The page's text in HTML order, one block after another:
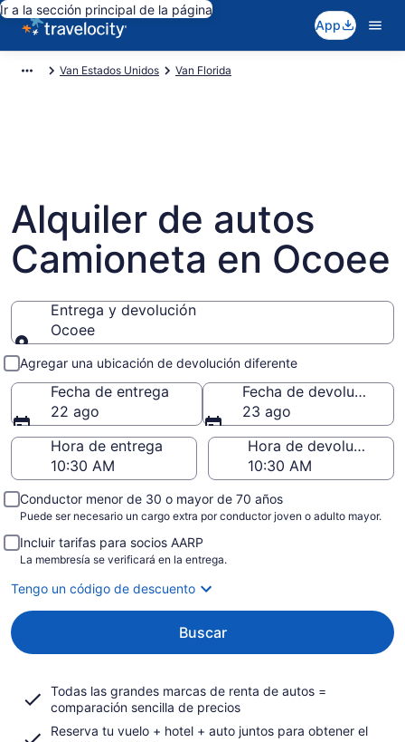
Ir a la sección principal de la página
App
Van Estados Unidos Van Florida
Alquiler de autos
Camioneta en Ocoee
Entrega y devolución
Ocoee
Entrega y devolución
Agregar una ubicación de devolución diferente
Fecha de entrega
22 ago
Fecha de devolución
23 ago
Hora de entrega
Hora de devolución
Conductor menor de 30 o mayor de 70 años
Puede ser necesario un cargo extra por conductor joven o adulto mayor.
Incluir tarifas para socios AARP
La membresía se verificará en la entrega.
Tengo un código de descuento
Buscar
Todas las grandes marcas de renta de autos =
comparación sencilla de precios
Reserva tu vuelo + hotel + auto juntos para obtener el